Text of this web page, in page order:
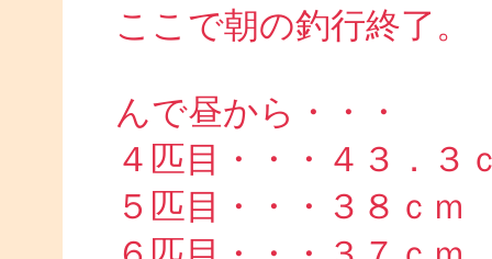
ここで朝の釣行終了。
んで昼から・・・
４匹目・・・４３．３
５匹目・・・３８ｃｍ